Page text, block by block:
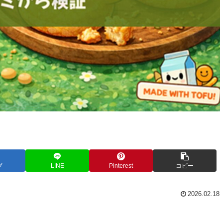
LINE Pinterest コピー
2026.02.18